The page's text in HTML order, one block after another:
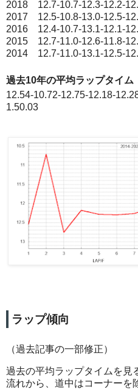
2018 12.7-10.7-12.3-12.2-
2017 12.5-10.8-13.0-12.5-
2016 12.4-10.7-13.1-12.1-
2015 12.7-11.0-12.6-11.8-
2014 12.7-11.0-13.1-12.5-
過去10年の平均ラップタイム
12.54-10.72-12.75-12.18-
1.50.03
ラップ傾向
（過去記事の一部修正）
過去の平均ラップタイムを見
流れから、道中はコーナーを